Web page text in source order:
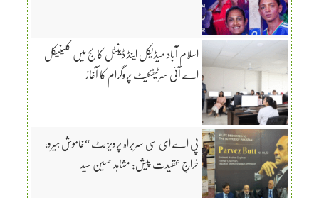
اسلام آباد میڈیکل اینڈ ڈینٹل کالج میں کلینیکل
اے آئی سرٹیفکیٹ پروگرام کا آغاز
پی اے ای سی سربراہ پرویز بٹ “خاموش ہیرو،
خراجِ عقیدت پیش: مشاہد حسین سید